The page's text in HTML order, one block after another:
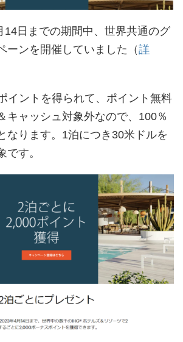
14日までの期間中、世界共通のグ
ーンを開催していました（詳
イントを得られて、ポイント無料
キャッシュ対象外なので、100％
なります。1泊につき30米ドルを
です。